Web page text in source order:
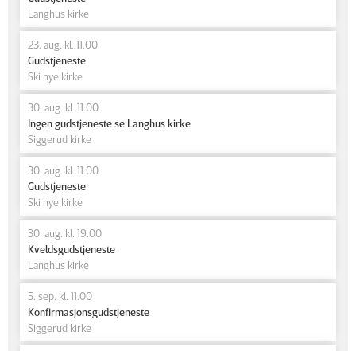
Langhus kirke
23. aug. kl. 11.00
Gudstjeneste
Ski nye kirke
30. aug. kl. 11.00
Ingen gudstjeneste se Langhus kirke
Siggerud kirke
30. aug. kl. 11.00
Gudstjeneste
Ski nye kirke
30. aug. kl. 19.00
Kveldsgudstjeneste
Langhus kirke
5. sep. kl. 11.00
Konfirmasjonsgudstjeneste
Siggerud kirke